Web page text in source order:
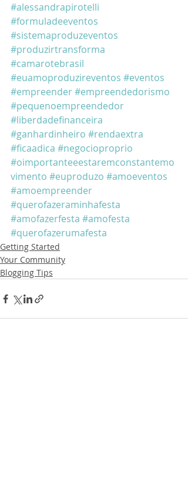
#alessandrapirotelli
#formuladeeventos
#sistemaproduzeventos
#produzirtransforma
#camarotebrasil
#euamoproduzireventos #eventos
#empreender#empreendedorismo
#pequenoempreendedor
#liberdadefinanceira
#ganhardinheiro #rendaextra
#ficaadica #negocioproprio
#oimportanteeestaremconstantemo
vimento #euproduzo #amoeventos
#amoempreender
#querofazeraminhafesta
#amofazerfesta #amofesta
#querofazerumafesta
Getting Started
Your Community
Blogging Tips